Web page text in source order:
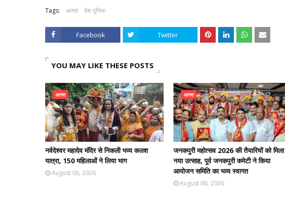
Tags: आगरा देश-दुनिया
Facebook Twitter
YOU MAY LIKE THESE POSTS
आगरा
नर्वदेश्वर महादेव मंदिर से निकली भव्य कलश
यात्रा, 150 महिलाओं ने लिया भाग
August 06, 2026
आगरा
जनकपुरी महोत्सव 2026 की तैयारियों को मिला
नया उत्साह, पूर्व जनकपुरी कमेटी ने किया
आयोजन समिति का भव्य स्वागत
August 06, 2026